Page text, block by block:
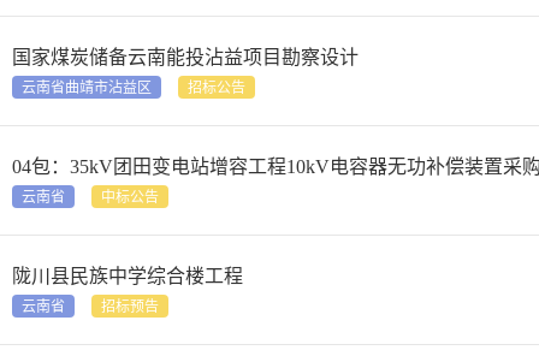
国家煤炭储备云南能投沾益项目勘察设计
云南省曲靖市沾益区 招标公告
04包：35kV团田变电站增容工程10kV电容器无功补偿装置采
云南省 中标公告
陇川县民族中学综合楼工程
云南省 招标预告